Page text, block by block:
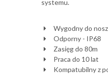
systemu.
Wygodny do
Odporny - IP68
Zasięg do 80m
Praca do 10 lat
Kompatubilny z